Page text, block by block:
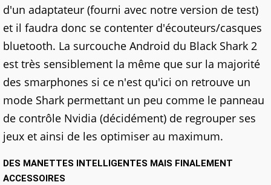
d'un adaptateur (fourni avec notre version de test)
et il faudra donc se contenter d'écouteurs/casques
bluetooth. La surcouche Android du Black Shark 2
est très sensiblement la même que sur la majorité
des smarphones si ce n'est qu'ici on retrouve un
mode Shark permettant un peu comme le panneau
de contrôle Nvidia (décidément) de regrouper ses
jeux et ainsi de les optimiser au maximum.
DES MANETTES INTELLIGENTES MAIS FINALEMENT
ACCESSOIRES